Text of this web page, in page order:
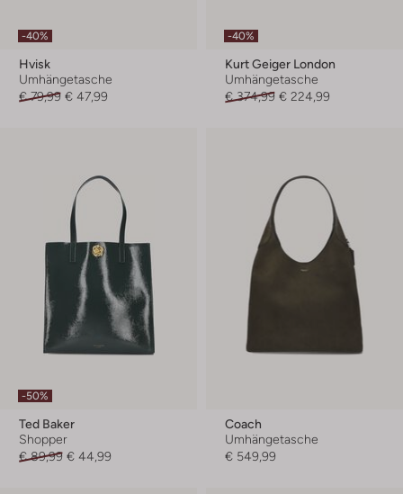
-40%
Hvisk
Umhängetasche
€ 79,99 € 47,99
-40%
Kurt Geiger London
Umhängetasche
€ 374,99 € 224,99
-50%
Ted Baker
Shopper
€ 89,99 € 44,99
Coach
Umhängetasche
€ 549,99